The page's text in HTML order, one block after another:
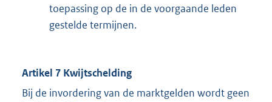
toepassing op de in de voorgaande leden
gestelde termijnen.
Artikel 7 Kwijtschelding
Bij de invordering van de marktgelden wordt geen